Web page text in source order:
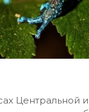
Центральной